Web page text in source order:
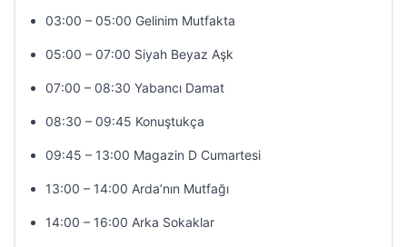
03:00 – 05:00 Gelinim Mutfakta
05:00 – 07:00 Siyah Beyaz Aşk
07:00 – 08:30 Yabancı Damat
08:30 – 09:45 Konuştukça
09:45 – 13:00 Magazin D Cumartesi
13:00 – 14:00 Arda’nın Mutfağı
14:00 – 16:00 Arka Sokaklar